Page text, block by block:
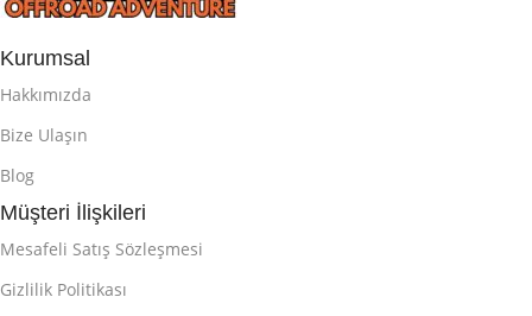
Kurumsal
Hakkımızda
Bize Ulaşın
Blog
Müşteri İlişkileri
Mesafeli Satış Sözleşmesi
Gizlilik Politikası